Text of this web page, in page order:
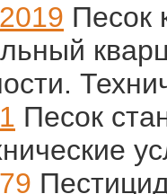
Песок
Песок